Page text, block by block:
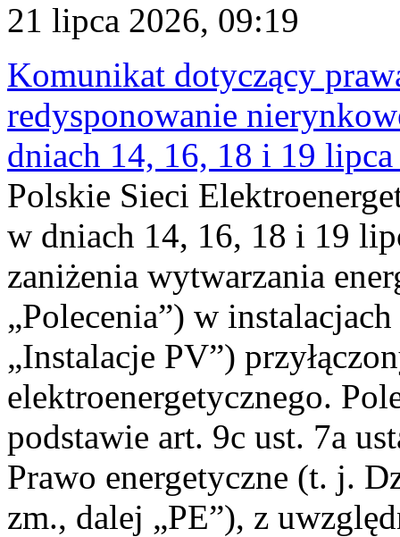
21 lipca 2026, 09:19
Komunikat dotyczący
redysponowanie
dniach 14, 16, 18 i 19
Polskie Sieci
w dniach 14, 16, 18 i 19
zaniżenia wytwarzania
„Polecenia”) w
„Instalacje PV”)
elektroenergetycznego.
podstawie art. 9c ust. 7a
Prawo energetyczne (t. j.
zm., dalej „PE”), z